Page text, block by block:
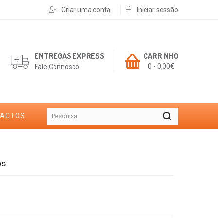
Criar uma conta Iniciar sessão
CARRINHO
0 - 0,00€
ENTREGAS EXPRESS
Fale Connosco